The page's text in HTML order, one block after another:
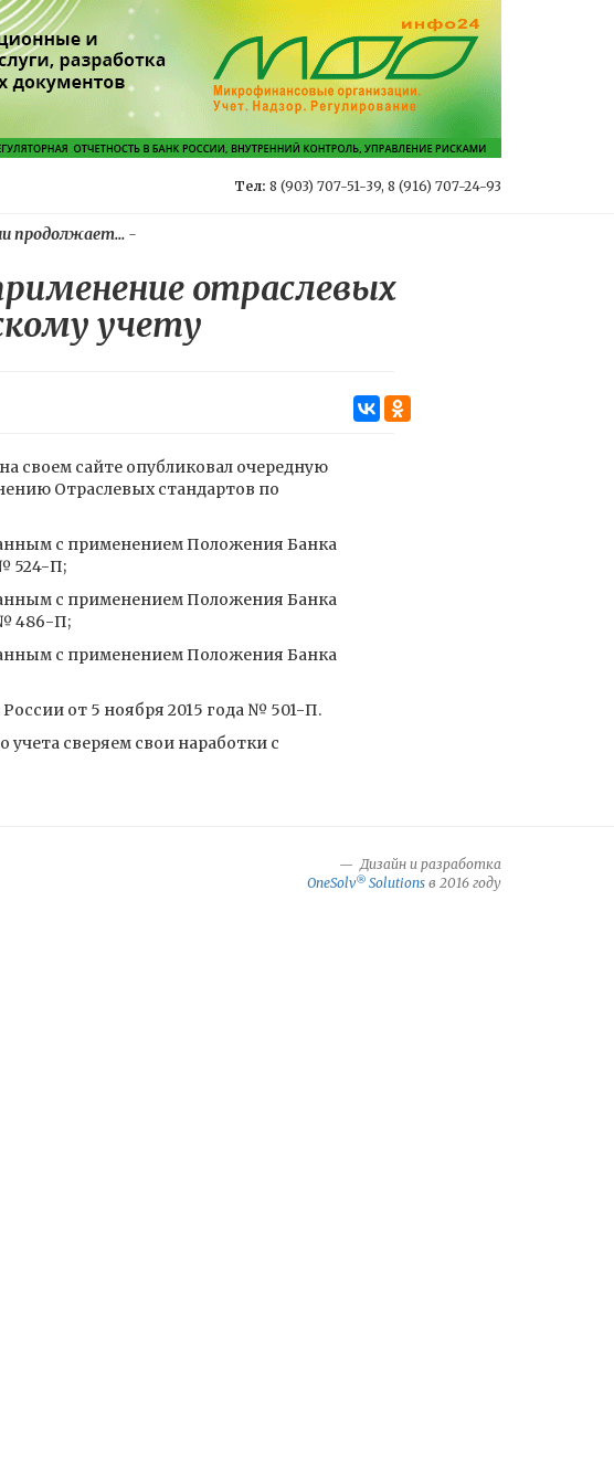
Тел: 8 (903) 707-51-39, 8 (916) 707-24-93
продолжает... -
отраслевых
учету
своем сайте опубликовал очередную
Отраслевых стандартов по
с применением Положения Банка
524-П;
с применением Положения Банка
№ 486-П;
с применением Положения Банка
от 5 ноября 2015 года № 501-П.
сверяем свои наработки с
Дизайн и разработка
OneSolv® Solutions в 2016 году